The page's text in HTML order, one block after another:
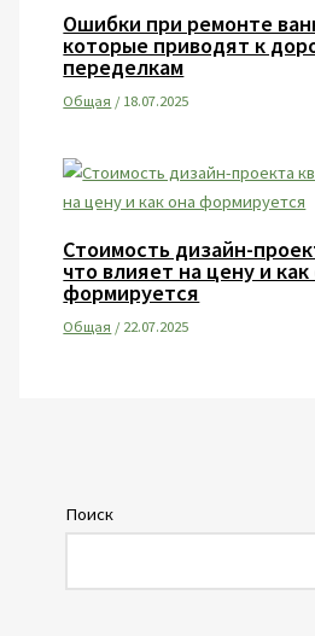
Ошибки при ремонте
которые приводят к
переделкам
Общая /18.07.2025
Стоимость дизайн-
что влияет на цену и как
формируется
Общая /22.07.2025
Поиск